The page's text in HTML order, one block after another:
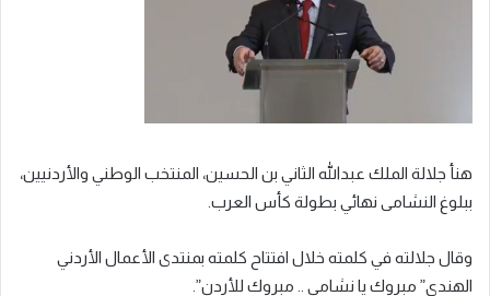
هنأ جلالة الملك عبدالله الثاني بن الحسين، المنتخب الوطني والأردنيين،
ببلوغ النشامى نهائي بطولة كأس العرب.
وقال جلالته في كلمته خلال افتتاح كلمته بمنتدى الأعمال الأردني
الهندي” مبروك يا نشامى .. مبروك للأردن”.